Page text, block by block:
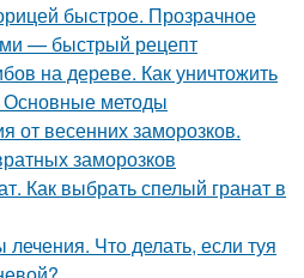
быстрое. Прозрачное
— быстрый рецепт
на дереве. Как уничтожить
Основные методы
от весенних заморозков.
заморозков
Как выбрать спелый гранат в
Что делать, если туя